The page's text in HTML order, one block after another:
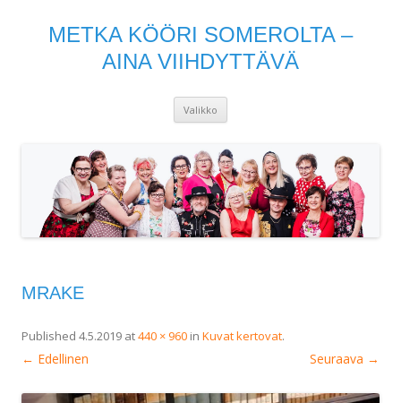
METKA KÖÖRI SOMEROLTA –
AINA VIIHDYTTÄVÄ
Valikko
MRAKE
Published 4.5.2019 at440 × 960 in Kuvat kertovat.
← Edellinen Seuraava →